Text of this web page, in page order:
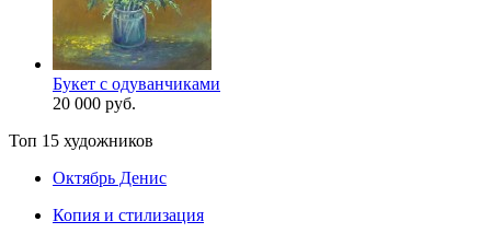
Букет с одуванчиками
20 000 руб.
Топ 15 художников
Октябрь Денис
Копия и стилизация